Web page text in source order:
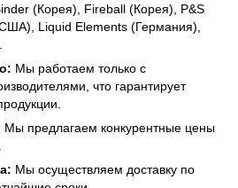
(Корея), Fireball (Корея), P&S
Liquid Elements (Германия),
Мы работаем только с
что гарантирует
Мы предлагаем конкурентные цены
Мы осуществляем доставку по